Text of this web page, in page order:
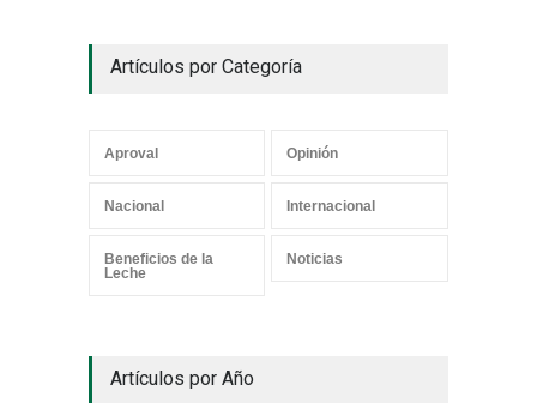
05 julio 2026
Los mensajes correctos
cuándo?
Artículos por Categoría
Aproval Opinión
Nacional Internacional
Beneficios de la
Leche
Noticias
Artículos por Año